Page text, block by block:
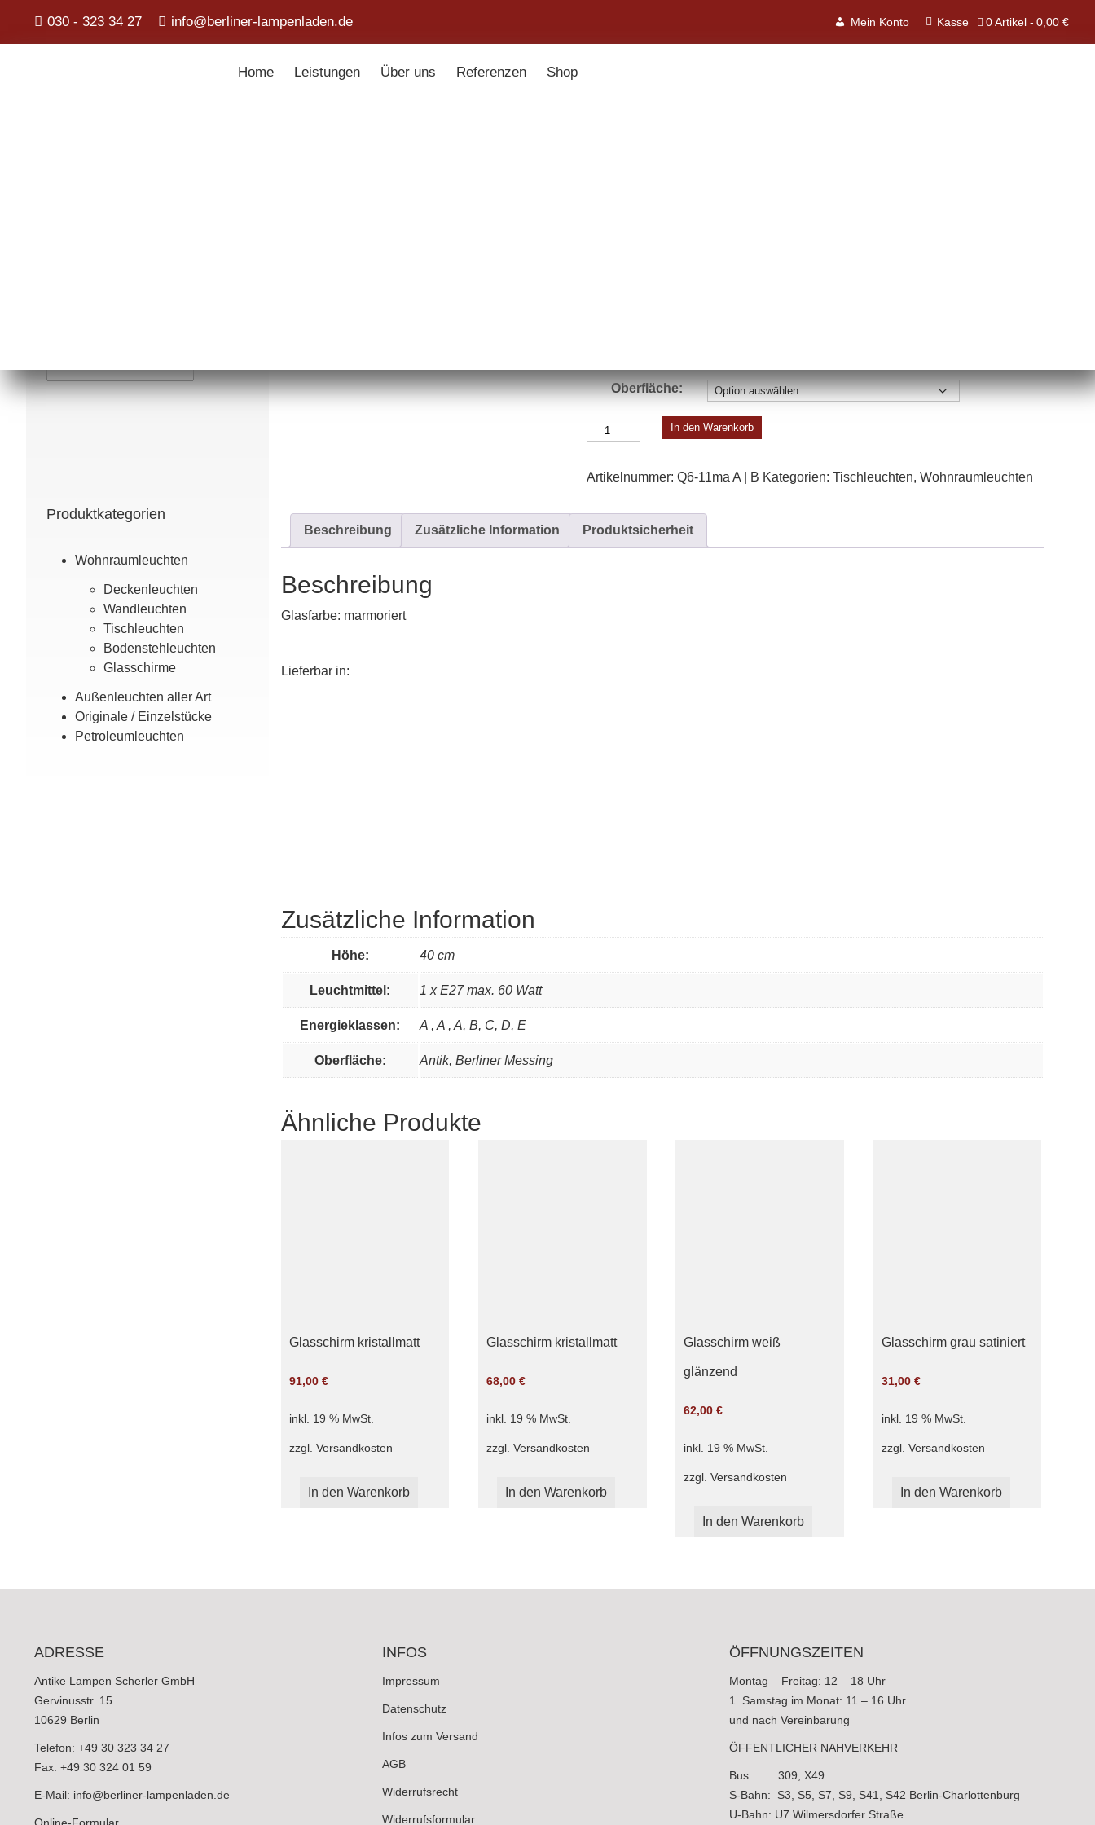
030 - 323 34 27 info@berliner-lampenladen.de Mein Konto Kasse 0 Artikel 0,00 €
Home Leistungen Über uns Referenzen Shop
Produktkategorien
Wohn­raum­leuchten
Decken­leuchten
Wand­leuchten
Tisch­leuchten
Boden­steh­leuchten
Glas­­schirme
Außen­leuchten aller Art
Originale / Einzel­stücke
Petroleum­leuchten
Oberfläche:
Tischleuchte
A
B
In den Warenkorb
Artikelnummer: Q6-11ma A | B Kategorien: Tisch­leuchten, Wohn­raum­leuchten
Beschreibung Zusätzliche Information Produktsicherheit
Beschreibung
Glasfarbe: marmoriert
Lieferbar in:
Zusätzliche Information
Höhe: 40 cm
Leuchtmittel: 1 x E27 max. 60 Watt
Energieklassen: A , A , A, B, C, D, E
Oberfläche: Antik, Berliner Messing
Ähnliche Produkte
Glasschirm kristallmatt
91,00 €
inkl. 19 % MwSt.
zzgl. Versandkosten
In den Warenkorb
Glasschirm kristallmatt
68,00 €
inkl. 19 % MwSt.
zzgl. Versandkosten
In den Warenkorb
Glasschirm weiß
glänzend
62,00€
inkl. 19 % MwSt.
zzgl.Versandkosten
In den Warenkorb
Glasschirm grau satiniert
31,00 €
inkl. 19 % MwSt.
zzgl. Versandkosten
In den Warenkorb
ADRESSE
Antike Lampen Scherler GmbH
Gervinusstr. 15
10629 Berlin
Telefon: +49 30 323 34 27
Fax: +49 30 324 01 59
E-Mail: info@berliner-lampenladen.de
INFOS
Impressum
Datenschutz
Infos zum Versand
AGB
Widerrufsrecht
Widerrufsformular
ÖFFNUNGSZEITEN
Montag – Freitag: 12 – 18 Uhr
1. Samstag im Monat: 11 – 16 Uhr
und nach Vereinbarung
ÖFFENTLICHER NAHVERKEHR
Bus: 309, X49
S-Bahn: S3, S5, S7, S9, S41, S42 Berlin-Charlottenburg
U-Bahn: U7 Wilmersdorfer Straße